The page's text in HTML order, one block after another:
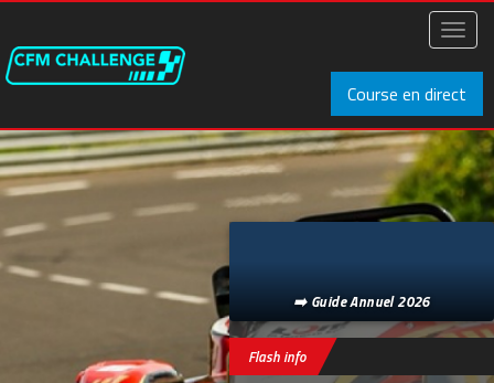
Aller
principal
Course en direct
➡️ Guide Annuel 2026
Flash info